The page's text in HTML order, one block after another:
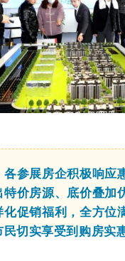
各参展房企积极响应
特价房源、底价叠加
化促销福利，全方位
切实享受到购房实惠